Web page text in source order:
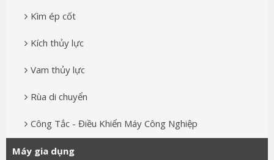
Kìm ép cốt
Kích thủy lực
Vam thủy lực
Rùa di chuyển
Công Tắc - Điều Khiển Máy Công Nghiệp
Máy gia dụng